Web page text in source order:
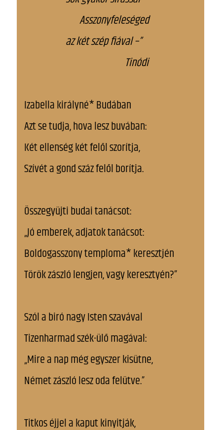
Asszonyfeleséged
az két szép fiával –”
Tinódi
Izabella királyné* Budában
Azt se tudja, hova lesz buvában:
Két ellenség két felől szorítja,
Szívét a gond száz felől borítja.
Összegyüjti budai tanácsot:
„Jó emberek, adjatok tanácsot:
Boldogasszony temploma* keresztjén
Török zászló lengjen, vagy keresztyén?”
Szól a biró nagy Isten szavával
Tizenharmad szék-ülő magával:
„Mire a nap még egyszer kisütne,
Német zászló lesz oda felütve.”
Titkos éjjel a kaput kinyitják,